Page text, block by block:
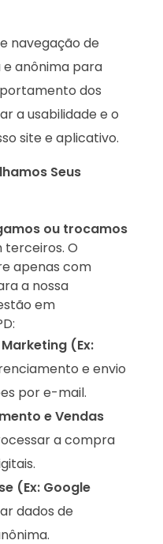
navegação de
anônima para
dos
a usabilidade e o
site e aplicativo.
Seus
ou trocamos
terceiros. O
apenas com
a nossa
em
(Ex:
e envio
por e-mail.
e Vendas
a compra
(Ex: Google
dados de